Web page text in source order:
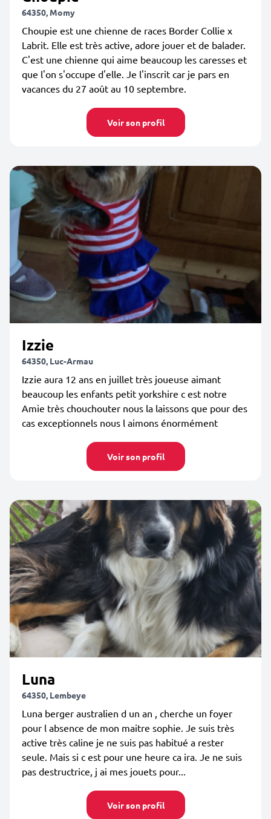
64350, Momy
Choupie est une chienne de races Border Collie x
Labrit. Elle est très active, adore jouer et de balader.
C'est une chienne qui aime beaucoup les caresses et
que l'on s'occupe d'elle. Je l'inscrit car je pars en
vacances du 27 août au 10 septembre.
Voir son profil
Izzie
64350, Luc-Armau
Izzie aura 12 ans en juillet très joueuse aimant
beaucoup les enfants petit yorkshire c est notre
Amie très chouchouter nous la laissons que pour des
cas exceptionnels nous l aimons énormément
Voir son profil
Luna
64350, Lembeye
Luna berger australien d un an , cherche un foyer
pour l absence de mon maitre sophie. Je suis très
active très caline je ne suis pas habitué a rester
seule. Mais si c est pour une heure ca ira. Je ne suis
pas destructrice, j ai mes jouets pour...
Voir son profil